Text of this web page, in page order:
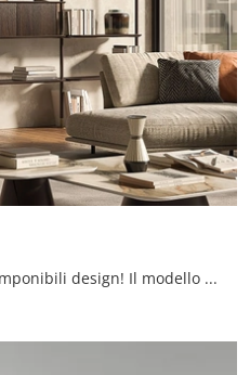
Clicca e scopri le Librerie componibili design! Il modello Harbour Cattelan Italia saprà ultimare un living pratico e dinamico.